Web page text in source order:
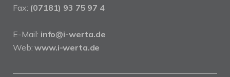
Fax: (07181) 93 75 97 4
E-Mail: info@i-werta.de
Web:www.i-werta.de